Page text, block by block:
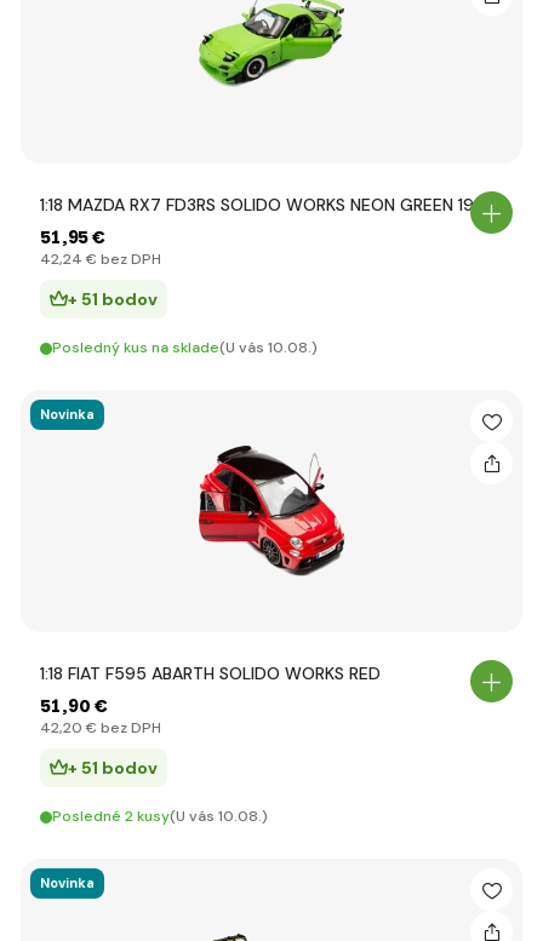
1:18 MAZDA RX7 FD3RS SOLIDO WORKS NEON GREEN 1999
51,95 €
42,24 € bez DPH
+ 51 bodov
Posledný kus na sklade(U vás 10.08.)
Novinka
1:18 FIAT F595 ABARTH SOLIDO WORKS RED
51,90 €
42,20 € bez DPH
+ 51 bodov
Posledné 2 kusy(U vás 10.08.)
Novinka